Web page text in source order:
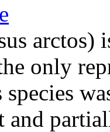
arctos)
only
species
and